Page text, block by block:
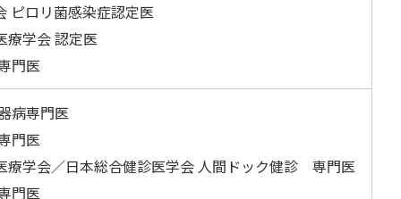
ピロリ菌感染症認定医
療学会 認定医
門医
病専門医
門医
療学会／日本総合健診医学会 人間ドック健診 専門医
門医